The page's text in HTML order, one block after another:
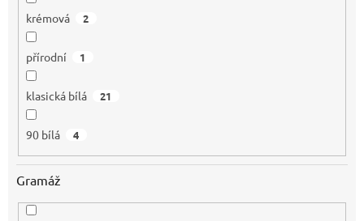
krémová 2
přírodní 1
klasická bílá 21
90 bílá 4
Gramáž